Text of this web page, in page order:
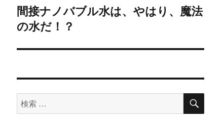
シ
次
の
稿:
間接ナノバブル水は、やはり、魔法
の水だ！？
検
索
検